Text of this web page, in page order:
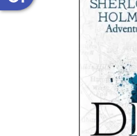
Zwiększ rozmiar czcionki
Powiększony kursor